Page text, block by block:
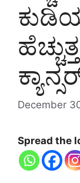
December
Spread the